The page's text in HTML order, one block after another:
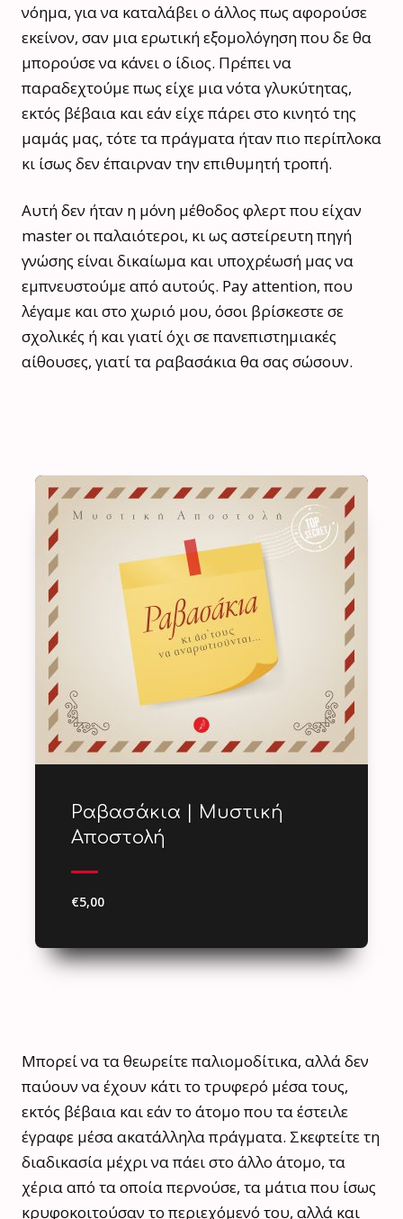
νόημα, για να καταλάβει ο άλλος πως αφορούσε
εκείνον, σαν μια ερωτική εξομολόγηση που δε θα
μπορούσε να κάνει ο ίδιος. Πρέπει να
παραδεχτούμε πως είχε μια νότα γλυκύτητας,
εκτός βέβαια και εάν είχε πάρει στο κινητό της
μαμάς μας, τότε τα πράγματα ήταν πιο περίπλοκα
κι ίσως δεν έπαιρναν την επιθυμητή τροπή.
Αυτή δεν ήταν η μόνη μέθοδος φλερτ που είχαν
master οι παλαιότεροι, κι ως αστείρευτη πηγή
γνώσης είναι δικαίωμα και υποχρέωσή μας να
εμπνευστούμε από αυτούς. Pay attention, που
λέγαμε και στο χωριό μου, όσοι βρίσκεστε σε
σχολικές ή και γιατί όχι σε πανεπιστημιακές
αίθουσες, γιατί τα ραβασάκια θα σας σώσουν.
Ραβασάκια | Μυστική
Αποστολή
€5,00
Μπορεί να τα θεωρείτε παλιομοδίτικα, αλλά δεν
παύουν να έχουν κάτι το τρυφερό μέσα τους,
εκτός βέβαια και εάν το άτομο που τα έστειλε
έγραφε μέσα ακατάλληλα πράγματα. Σκεφτείτε τη
διαδικασία μέχρι να πάει στο άλλο άτομο, τα
χέρια από τα οποία περνούσε, τα μάτια που ίσως
κρυφοκοιτούσαν το περιεχόμενό του, αλλά και